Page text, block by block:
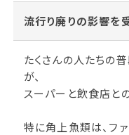
流行り廃りの影響を
たくさんの人たちの
が、
スーパーと飲食店と
特に角上魚類は、ファ